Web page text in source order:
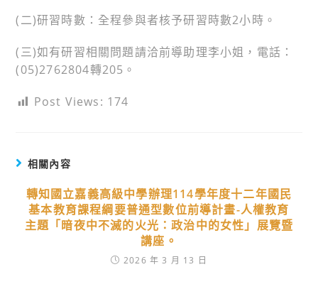
(二)研習時數：全程參與者核予研習時數2小時。
(三)如有研習相關問題請洽前導助理李小姐，電話：
(05)2762804轉205。
Post Views: 174
相關內容
轉知國立嘉義高級中學辦理114學年度十二年國民
基本教育課程綱要普通型數位前導計畫-人權教育
主題「暗夜中不滅的火光：政治中的女性」展覽暨
講座。
2026 年 3 月 13 日